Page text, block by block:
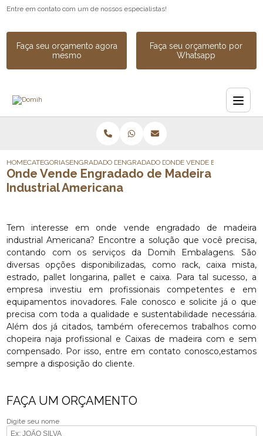
Entre em contato com um de nossos especialistas!
Faça seu orçamento agora
mesmo
Faça seu orçamento por
Whatsapp
HOMECATEGORIASENGRADADO DE MADEIRAENGRADADO DE MADEIRA PARA CARGA
ONDE VENDE ENGRADADO
Onde Vende Engradado de Madeira
Industrial Americana
Tem interesse em onde vende engradado de madeira
industrial Americana? Encontre a solução que você precisa,
contando com os serviços da Domih Embalagens. São
diversas opções disponibilizadas, como rack, caixa mista,
estrado, pallet longarina, pallet e caixa. Para tal sucesso, a
empresa investiu em profissionais competentes e em
equipamentos inovadores. Fale conosco e solicite já o que
precisa com toda a qualidade e sustentabilidade necessária.
Além dos já citados, também oferecemos trabalhos como
chopeira naja profissional e Caixas de madeira com e sem
compensado. Por isso, entre em contato conosco,estamos
sempre a disposição do cliente.
FAÇA UM ORÇAMENTO
Digite seu nome